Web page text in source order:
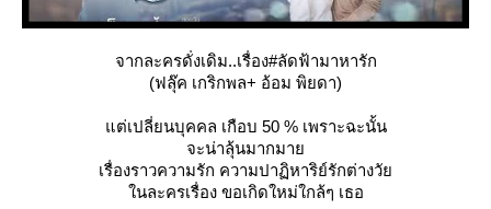
จากละครดั่งเดิม..เรื่อง#ลัดฟ้ามาหารัก
(ฟลุ๊ค เกริกพล+ อ้อม พิยดา)
ต่เปลี่ยนบุคคล เกือบ 50 % เพราะฉะนั้น
จะน่าลุ้นมากมา
เรื่องราวความรัก ความปาฏิหาริย์รักต่างวั
นละครเรื่อง ขอเกิดใหม่ใกล้ๆ เธอ